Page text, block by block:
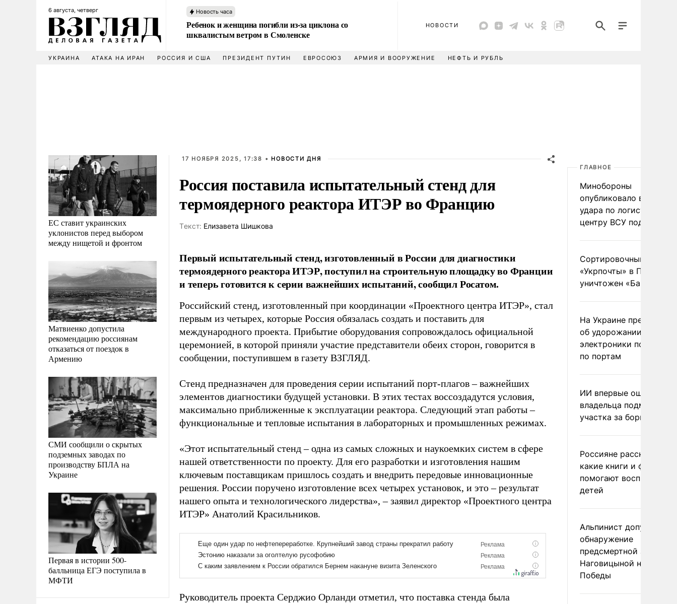
6 августа, четверг Новость часа
Ребенок и женщина погибли из-за циклона со
шквалистым ветром в Смоленске
НОВОСТИ
УКРАИНА АТАКА НА ИРАН РОССИЯ И США ПРЕЗИДЕНТ ПУТИН ЕВРОСОЮЗ АРМИЯ И ВООРУЖЕНИЕ НЕФТЬ И РУБЛЬ
ЕС ставит украинских
уклонистов перед выбором
между нищетой и фронтом
Матвиенко допустила
рекомендацию россиянам
отказаться от поездок в
Армению
СМИ сообщили о скрытых
подземных заводах по
производству БПЛА на
Украине
Первая в истории 500-
балльница ЕГЭ поступила в
МФТИ
17 НОЯБРЯ 2025, 17:38 • НОВОСТИ ДНЯ
Россия поставила испытательный стенд для
термоядерного реактора ИТЭР во Францию
Tекст: Елизавета Шишкова
Первый испытательный стенд, изготовленный в России для диагностики
термоядерного реактора ИТЭР, поступил на строительную площадку во Франции
и теперь готовится к серии важнейших испытаний, сообщил Росатом.
Российский стенд, изготовленный при координации «Проектного центра ИТЭР», стал
первым из четырех, которые Россия обязалась создать и поставить для
международного проекта. Прибытие оборудования сопровождалось официальной
церемонией, в которой приняли участие представители обеих сторон, говорится в
сообщении, поступившем в газету ВЗГЛЯД.
Стенд предназначен для проведения серии испытаний порт-плагов – важнейших
элементов диагностики будущей установки. В этих тестах воссоздадутся условия,
максимально приближенные к эксплуатации реактора. Следующий этап работы –
функциональные и тепловые испытания в лабораторных и промышленных режимах.
«Этот испытательный стенд – одна из самых сложных и наукоемких систем в сфере
нашей ответственности по проекту. Для его разработки и изготовления нашим
ключевым поставщикам пришлось создать и внедрить передовые инновационные
решения. России поручено изготовление всех четырех установок, и это – результат
нашего опыта и технологического лидерства», – заявил директор «Проектного центра
ИТЭР» Анатолий Красильников.
Руководитель проекта Серджио Орланди отметил, что поставка стенда была
ГЛАВНОЕ
Минобороны
опубликовало видео
удара по
центру ВСУ под Киевом
Сортировочный пункт
«Укрпочты» в
уничтожен
На Украине
об удорожании
электроники после
по портам
ИИ впервые
владельца
участка за борщевик
Россияне рассказали,
какие книги и фильмы
помогают воспитывать
детей
Альпинист допустил
обнаружение
предсмертной записки
Наговицыной на пике
Победы